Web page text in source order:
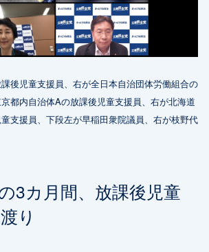
後児童支援員、右が全日本自治団体労働組合の
都内自治体Aの放課後児童支援員、右が北海道
支援員、下段左が早稲田衆院議員、右が枝野代
3カ月間、放課後児童
り